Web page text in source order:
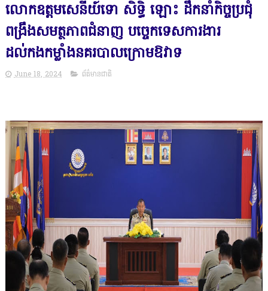
លោកឧត្តមសេនីយ៍ទោ សិទ្ធិ ឡោះ ដឹកនាំកិច្ចប្រជុំ
ពង្រឹងសមត្ថភាពជំនាញ បច្ចេកទេសការងារ
ដល់កងកម្លាំងនគរបាលក្រោមឱវាទ
June 18, 2024 ព័ត៌មានជាតិ